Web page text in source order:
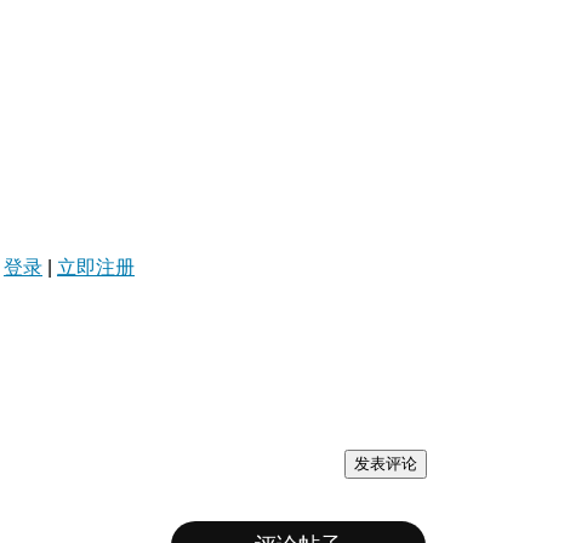
登录 立即注册
发表评论